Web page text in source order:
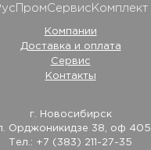
Компании
Доставка и оплата
Сервис
Контакты
г. Новосибирск
Орджоникидзе 38, оф 405
Тел.: +7 (383) 211-27-35